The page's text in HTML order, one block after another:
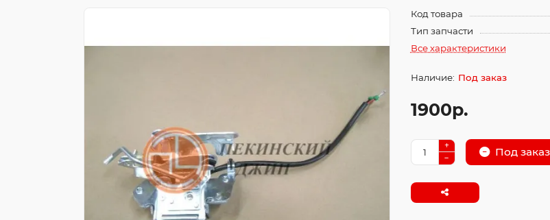
Код товара
Тип запчасти
Все характеристики
Под заказ
1900р.
Под заказ